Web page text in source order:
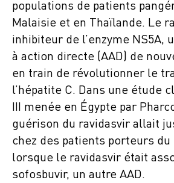
populations de patients
Malaisie et en Thaïlande. Le
inhibiteur de l’enzyme NS5A,
à action directe (AAD) de
en train de révolutionner le
l’hépatite C. Dans une étude
III menée en Égypte par
guérison du ravidasvir allait
chez des patients porteurs du
lorsque le ravidasvir était
sofosbuvir, un autre AAD.